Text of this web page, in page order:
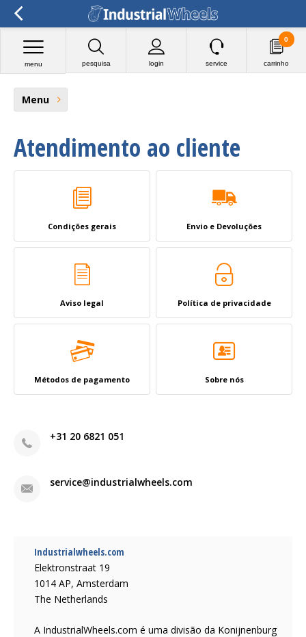
pesquisa login
menu service carrinho
0
Menu
Atendimento ao cliente
Condições gerais Envio e Devoluções
Aviso legal Política de privacidade
Métodos de pagamento Sobre nós
+31 20 6821 051
service@industrialwheels.com
Industrialwheels.com
Elektronstraat 19
1014 AP, Amsterdam
The Netherlands
A IndustrialWheels.com é uma divisão da Konijnenburg